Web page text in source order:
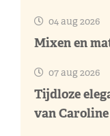
04 aug 2026
Mixen en
07 aug 2026
Tijdloze
van